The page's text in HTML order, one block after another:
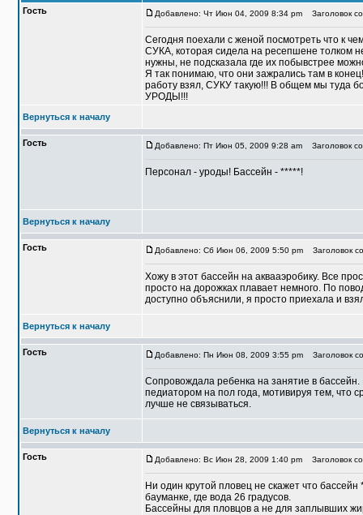
Гость
Добавлено: Чт Июн 04, 2009 8:34 pm Заголовок
Сегодня поехали с женой посмотреть что к
СУКА, которая сидела на ресепшене толком не
нужны, не подсказала где их побывстрее
Я так понимаю, что они зажрались там в
работу взял, СУКУ такую!!! В общем мы туда
УРОДЫ!!!
Вернуться к началу
Гость Добавлено: Пт Июн 05, 2009 9:28 am Заголовок
Персонал - уроды! Бассейн - *****!
Вернуться к началу
Гость Добавлено: Сб Июн 06, 2009 5:50 pm Заголовок
Хожу в этот бассейн на аквааэробику. Все
просто на дорожках плавает немного. По
доступно объяснили, я просто приехала и
Вернуться к началу
Гость Добавлено: Пн Июн 08, 2009 3:55 pm Заголовок
Сопровождала ребенка на занятие в
педиатором на пол года, мотивируя тем, что
лучше не связываться.
Вернуться к началу
Гость Добавлено: Вс Июн 28, 2009 1:40 pm Заголовок
Ни один крутой пловец не скажет что
бауманке, где вода 26 градусов.
Бассейны для пловцов а не для заплывших